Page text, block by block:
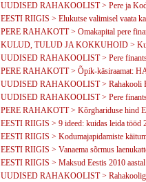
UUDISED RAHAKOOLIST > Pere ja
EESTI RIIGIS > Elukutse valimisel vaata
PERE RAHAKOTT > Omakapital pere
KULUD, TULUD JA KOKKUHOID >
UUDISED RAHAKOOLIST > Pere
PERE RAHAKOTT > Õpik-käsiraamat:
UUDISED RAHAKOOLIST > Rahakooli
UUDISED RAHAKOOLIST > Pere
PERE RAHAKOTT > Kõrghariduse hind
EESTI RIIGIS > 9 ideed: kuidas leida tööd
EESTI RIIGIS > Kodumajapidamiste
EESTI RIIGIS > Vanaema sõrmus
EESTI RIIGIS > Maksud Eestis 2010 aastal
UUDISED RAHAKOOLIST >